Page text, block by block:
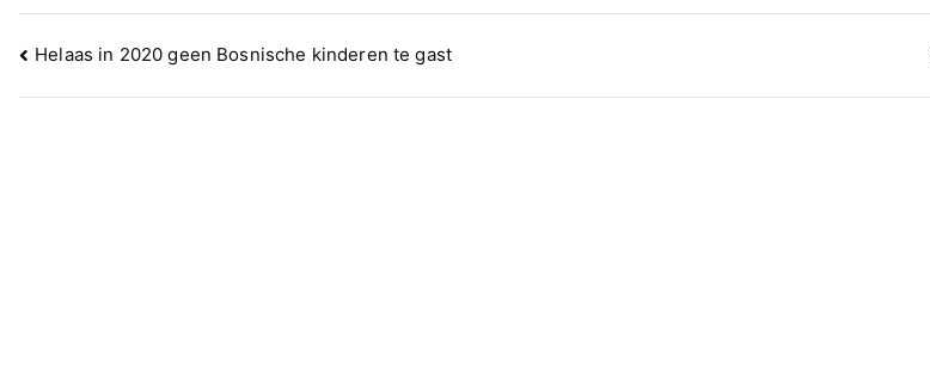
Bericht
navigatie
Helaas in 2020 geen Bosnische kinderen te gast